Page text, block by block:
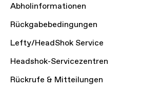
Abholinformationen
Rückgabebedingungen
Lefty/HeadShok Service
Headshok-Servicezentren
Rückrufe & Mitteilungen